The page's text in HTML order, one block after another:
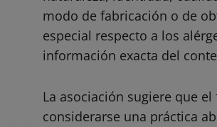
modo de fabricación o de
especial respecto a los
información exacta del
La asociación sugiere que
considerarse una práctica